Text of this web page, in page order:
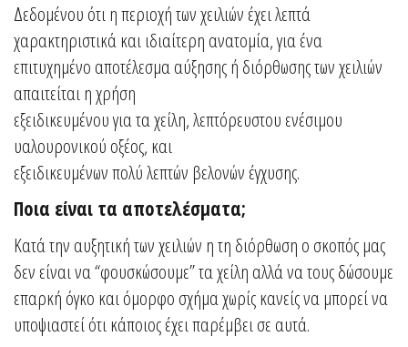
Δεδομένου ότι η περιοχή των χειλιών έχει λεπτά
χαρακτηριστικά και ιδιαίτερη ανατομία, για ένα
επιτυχημένο αποτέλεσμα αύξησης ή διόρθωσης των χειλιών
απαιτείται η χρήση
εξειδικευμένου για τα χείλη, λεπτόρευστου ενέσιμου
υαλουρονικού οξέος, και
εξειδικευμένων πολύ λεπτών βελονών έγχυσης.
Ποια είναι τα αποτελέσματα;
Κατά την αυξητική των χειλιών η τη διόρθωση ο σκοπός μας
δεν είναι να “φουσκώσουμε” τα χείλη αλλά να τους δώσουμε
επαρκή όγκο και όμορφο σχήμα χωρίς κανείς να μπορεί να
υποψιαστεί ότι κάποιος έχει παρέμβει σε αυτά.